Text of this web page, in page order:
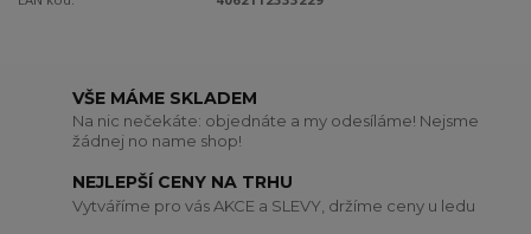
VŠE MÁME SKLADEM
Na nic nečekáte: objednáte a my odesíláme! Nejsme
žádnej no name shop!
NEJLEPŠÍ CENY NA TRHU
Vytváříme pro vás AKCE a SLEVY, držíme ceny u ledu